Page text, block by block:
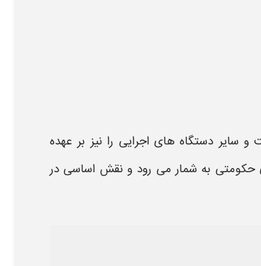
سایر دستگاه های اجرایی را نیز بر عهده
حکومتی به شمار می رود و نقش اساسی در